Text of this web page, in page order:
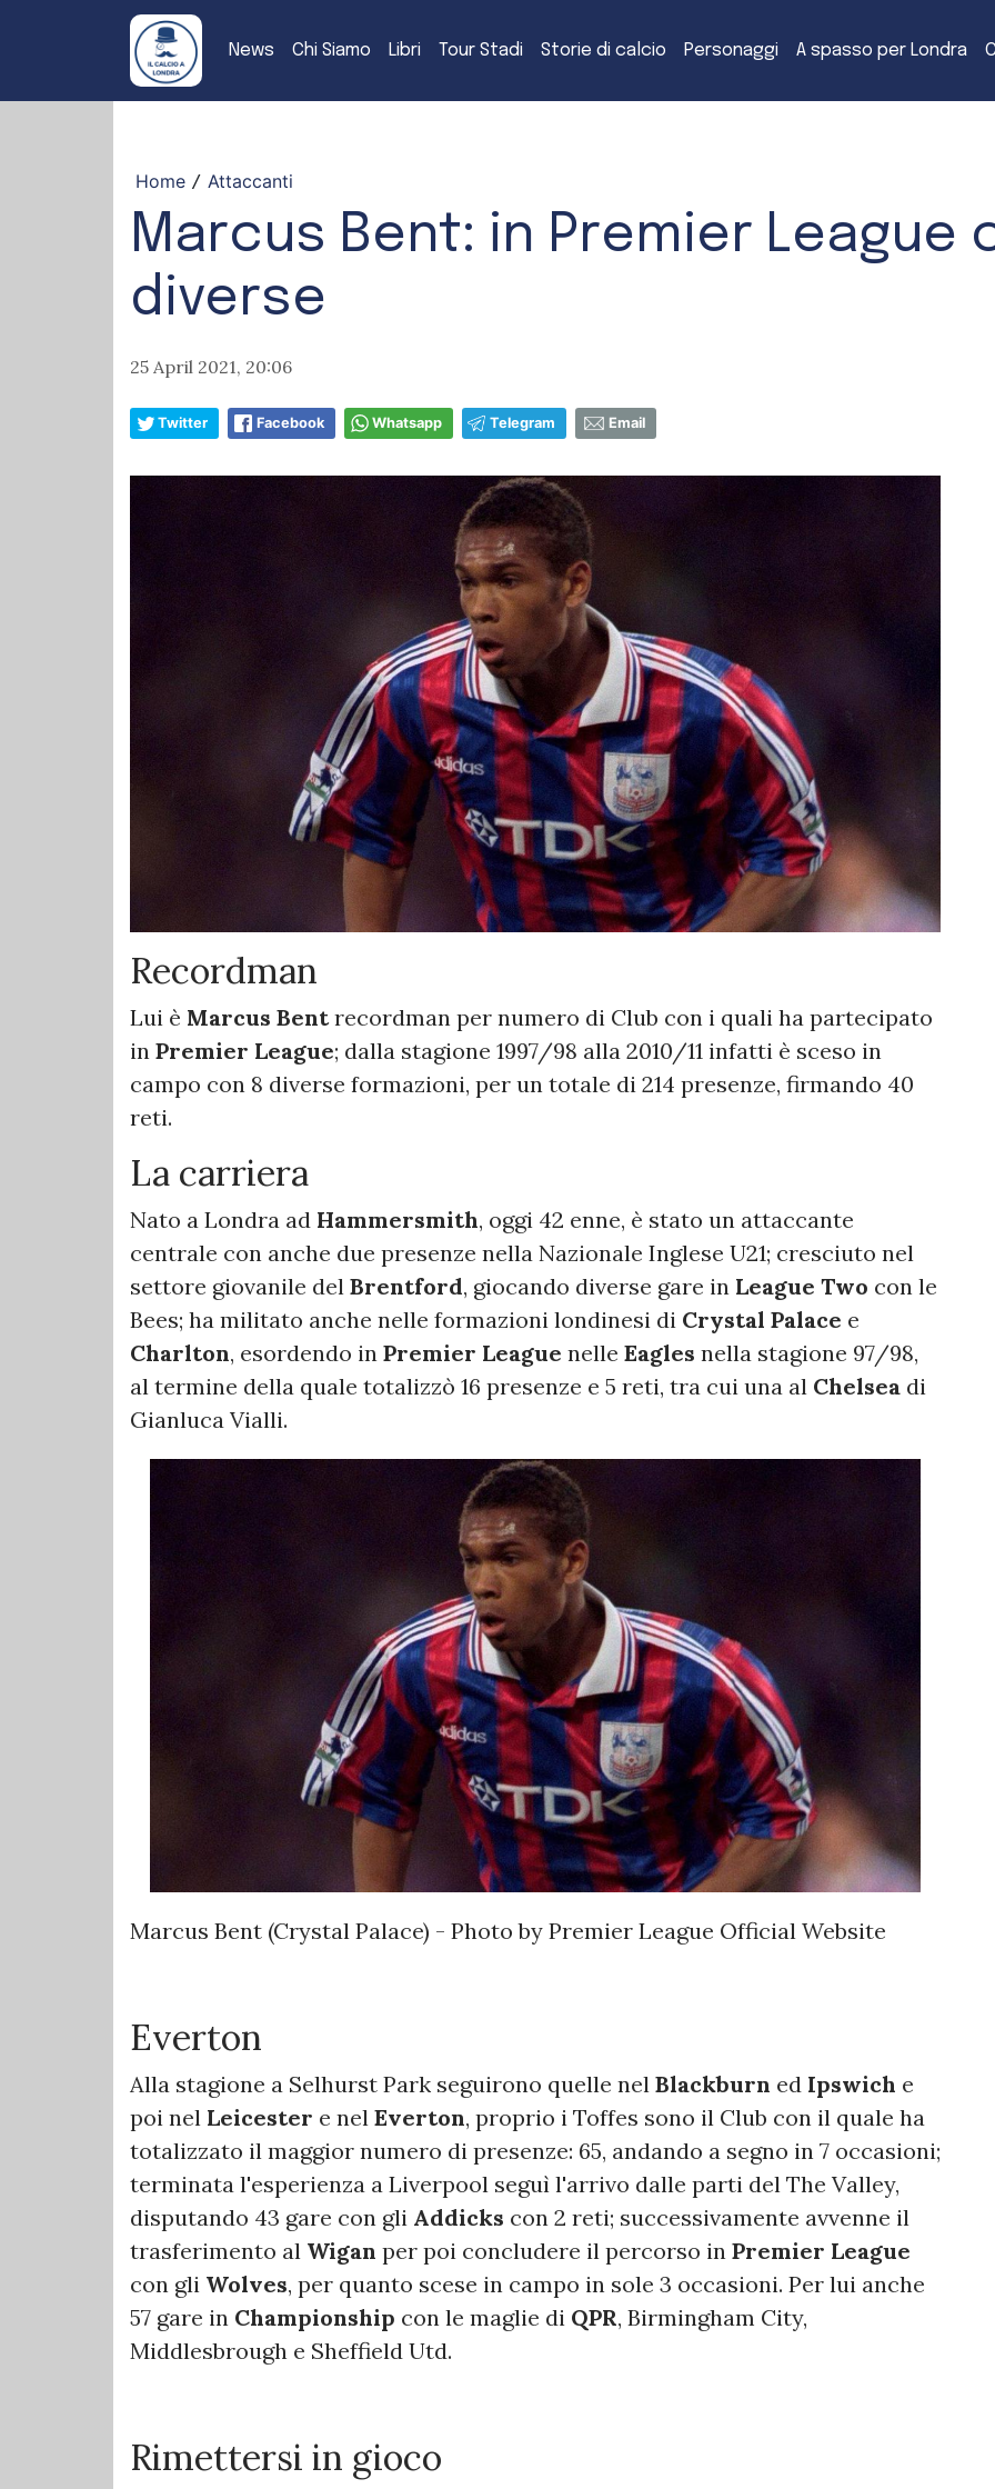
News Chi Siamo Libri Tour Stadi Storie di calcio Personaggi A spasso per Londra
Home / Attaccanti
Marcus Bent: in Premier League
diverse
25 April 2021, 20:06
Twitter Facebook Whatsapp Telegram Email
Recordman
Lui è Marcus Bentrecordman per numero di Club con i quali ha partecipato
in Premier League; dalla stagione 1997/98 alla 2010/11 infatti è sceso in
campo con 8 diverse formazioni, per un totale di 214 presenze, firmando 40
reti.
La carriera
Nato a Londra ad Hammersmith, oggi 42 enne, è stato un attaccante
centrale con anche due presenze nella Nazionale Inglese U21; cresciuto nel
settore giovanile del Brentford, giocando diverse gare in League Two con le
Bees; ha militato anche nelle formazioni londinesi di Crystal Palace e
Charlton, esordendo in Premier League nelle Eagles nella stagione 97/98,
al termine della quale totalizzò 16 presenze e 5 reti, tra cui una al Chelsea di
Gianluca Vialli.
Marcus Bent (Crystal Palace) - Photo by Premier League Official Website
Everton
Alla stagione a Selhurst Park seguirono quelle nel Blackburn ed Ipswich e
poi nel Leicester e nel Everton, proprio i Toffes sono il Club con il quale ha
totalizzato il maggior numero di presenze: 65, andando a segno in 7 occasioni;
terminata l'esperienza a Liverpool seguì l'arrivo dalle parti del The Valley,
disputando 43 gare con gli Addicks con 2 reti; successivamente avvenne il
trasferimento al Wigan per poi concludere il percorso in Premier League
con gli Wolves, per quanto scese in campo in sole 3 occasioni. Per lui anche
57 gare in Championship con le maglie di QPR, Birmingham City,
Middlesbrough e Sheffield Utd.
Rimettersi in gioco